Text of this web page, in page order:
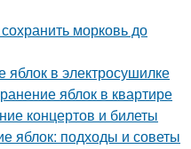
морковь до
в электросушилке
яблок в квартире
концертов и билеты
яблок: подходы и советы